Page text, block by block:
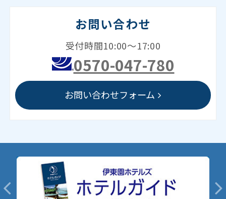
お問い合わせ
受付時間10:00～17:00
0570-047-780
お問い合わせフォーム